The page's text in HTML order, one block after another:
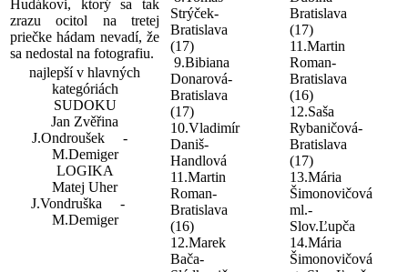
Hudákovi, ktorý sa tak
zrazu ocitol na tretej
priečke hádam nevadí, že
sa nedostal na fotografiu.
najlepší v hlavných
kategóriách
SUDOKU
Jan Zvěřina
J.Ondroušek -
M.Demiger
LOGIKA
Matej Uher
J.Vondruška -
M.Demiger
Strýček-
Bratislava
(17)
9.Bibiana
Donarová-
Bratislava
(17)
10.Vladimír
Daniš-
Handlová
11.Martin
Roman-
Bratislava
(16)
12.Marek
Bača-
Bratislava
(17)
11.Martin
Roman-
Bratislava
(16)
12.Saša
Rybaničová-
Bratislava
(17)
13.Mária
Šimonovičová
ml.-
Slov.Ľupča
14.Mária
Šimonovičová